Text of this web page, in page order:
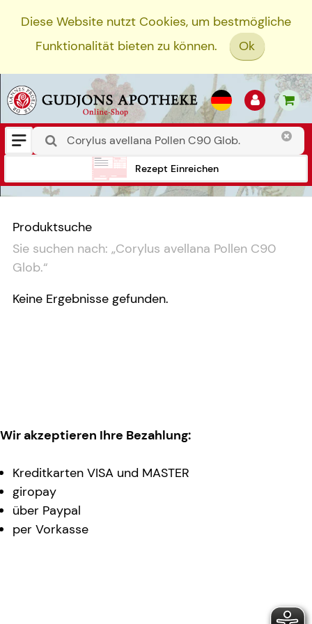
Diese Website nutzt Cookies, um bestmögliche
Funktionalität bieten zu können.
Ok
Rezept Einreichen
Produktsuche
Sie suchen nach: „Corylus avellana Pollen C90
Glob.“
Keine Ergebnisse gefunden.
Wir akzeptieren Ihre Bezahlung:
Kreditkarten VISA und MASTER
giropay
über Paypal
per Vorkasse